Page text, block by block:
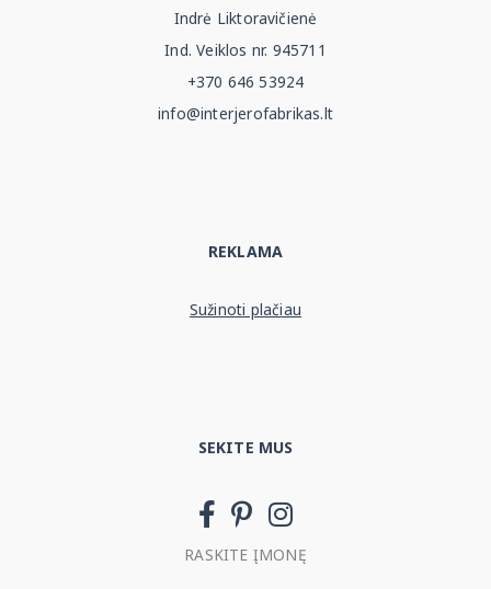
Indrė Liktoravičienė
Ind. Veiklos nr. 945711
+370 646 53924
info@interjerofabrikas.lt
REKLAMA
Sužinoti plačiau
SEKITE MUS
RASKITE ĮMONĘ